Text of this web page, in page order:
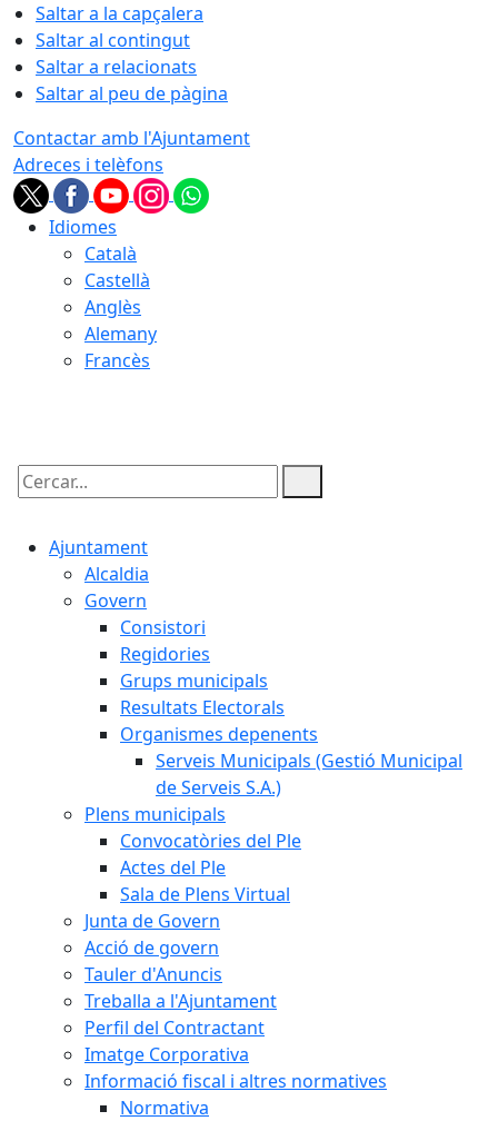
Saltar a la capçalera
Saltar al contingut
Saltar a relacionats
Saltar al peu de pàgina
Contactar amb l'Ajuntament
Adreces i telèfons
Idiomes
Català
Castellà
Anglès
Alemany
Francès
Cercar:
Ajuntament
Alcaldia
Govern
Consistori
Regidories
Grups municipals
Resultats Electorals
Organismes depenents
Serveis Municipals (Gestió Municipal
de Serveis S.A.)
Plens municipals
Convocatòries del Ple
Actes del Ple
Sala de Plens Virtual
Junta de Govern
Acció de govern
Tauler d'Anuncis
Treballa a l'Ajuntament
Perfil del Contractant
Imatge Corporativa
Informació fiscal i altres normatives
Normativa